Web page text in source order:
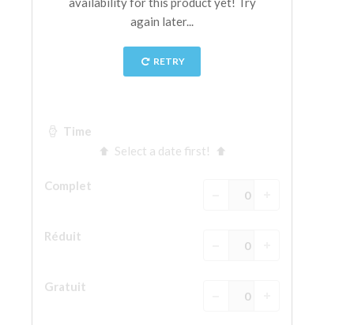
Santa Maria Novella
la Basilique de Santa Croce
Réserver